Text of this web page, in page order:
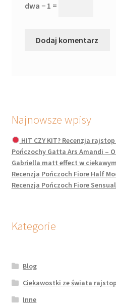
dwa − 1 =
Najnowsze wpisy
HIT CZY KIT? Recenzja
Pończochy Gatta Ars Amandi –
Gabriella matt effect w
Recenzja Pończoch Fiore Half
Recenzja Pończoch Fiore
Kategorie
Blog
Ciekawostki ze świata rajstop
Inne